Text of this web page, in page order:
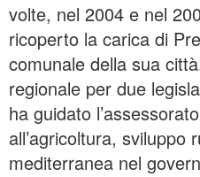
volte, nel 2004 e nel
ricoperto la carica di
comunale della sua
regionale per due
ha guidato
all’agricoltura, sviluppo
mediterranea nel